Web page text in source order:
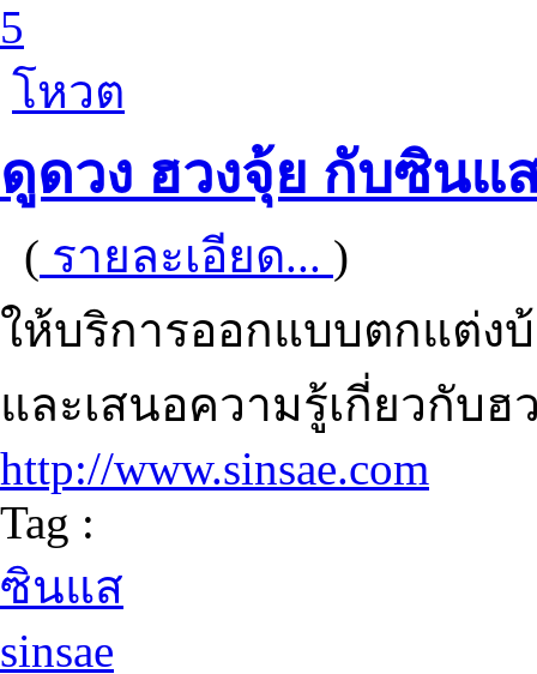
5
โหวต
ดูดวง ฮวงจุ้ย กับซินแ
( รายละเอียด... )
ให้บริการออกแบบตกแต่ง
และเสนอความรู้เกี่ยวกับฮ
http://www.sinsae.com
Tag :
ซินแส
sinsae